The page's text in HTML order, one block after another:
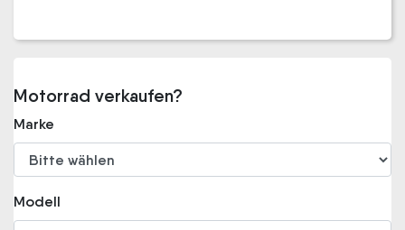
Motorrad verkaufen?
Marke
Modell